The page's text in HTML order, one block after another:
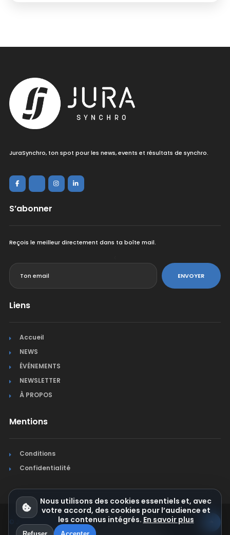
JuraSynchro, ton spot pour les news, events et résultats de synchro.
S’abonner
Reçois le meilleur directement dans ta boîte mail.
ENVOYER
Liens
Accueil
NEWS
ÉVÉNEMENTS
NEWSLETTER
À PROPOS
Mentions
Conditions
Confidentialité
© Jura Synchro 2015-2026. Tous droits réservés.
Nous utilisons des cookies essentiels et, avec
votre accord, des cookies pour l’audience et
les contenus intégrés. En savoir plus